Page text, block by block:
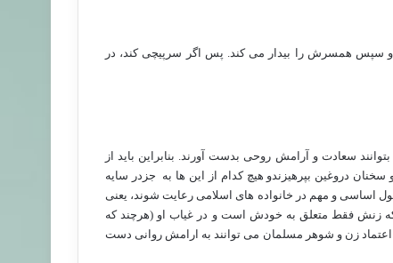
سپس همسرش را بیدار می کند. پس اگر سرپیچی کند، در
سعادت و آرامش روحی بدست آورند. بنابراین باید از
دروغین بپرهیزندو هیچ کدام از این ها به جزدر سایه
اساسی و مهم در خانواده های اسلامی رعایت شوند، یعنی
زنش فقط متعلق به خودش است و در غیاب او (هرچند که
زن و شوهر مسلمان می توانند به ارامش روانی دست